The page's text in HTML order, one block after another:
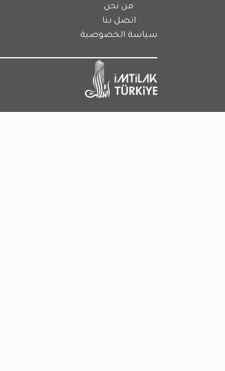
من نحن
اتصل بنا
سياسة الخصوصية